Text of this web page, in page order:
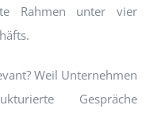
Rahmen unter vier
Weil Unternehmen
Gespräche